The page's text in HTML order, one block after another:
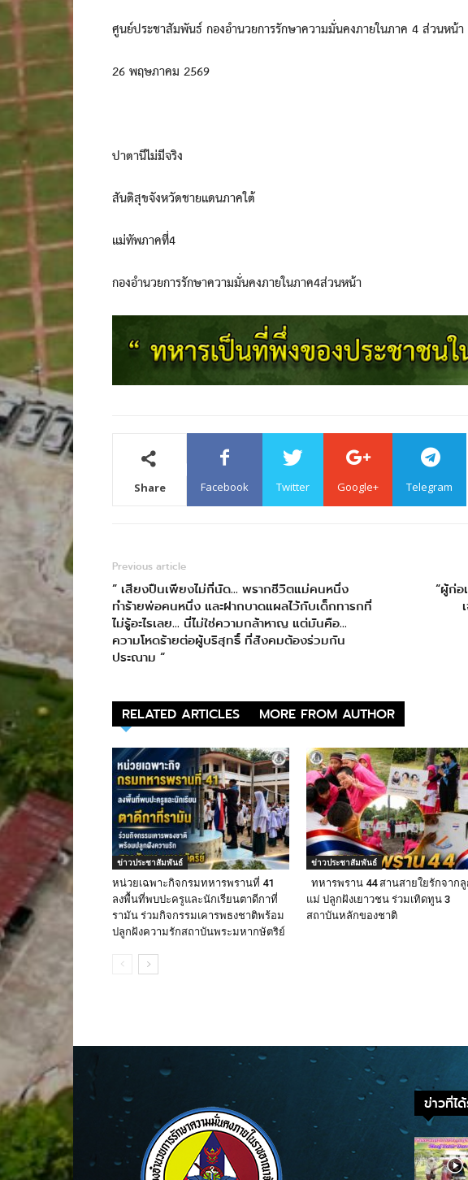
ศูนย์ประชาสัมพันธ์ กองอำนวยการรักษาความมั่นคงภายในภาค 4 ส่วนหน้า
26 พฤษภาคม 2569
ปาตานีไม่มีจริง
สันติสุขจังหวัดชายแดนภาคใต้
แม่ทัพภาคที่4
กองอำนวยการรักษาความมั่นคงภายในภาค4ส่วนหน้า
Share Facebook Twitter Google+ Telegram
Previous article
” เสียงปืนเพียงไม่กี่นัด… พรากชีวิตแม่คนหนึ่ง
ทำร้ายพ่อคนหนึ่ง และฝากบาดแผลไว้กับเด็กทารกที่
ไม่รู้อะไรเลย… นี่ไม่ใช่ความกล้าหาญ แต่มันคือ…
ความโหดร้ายต่อผู้บริสุทธิ์ ที่สังคมต้องร่วมกัน
ประณาม “
“ผู้ก่อ
RELATED ARTICLES MORE FROM AUTHOR
ข่าวประชาสัมพันธ์
หน่วยเฉพาะกิจกรมทหารพรานที่ 41
ลงพื้นที่พบปะครูและนักเรียนตาดีกาที่
รามัน ร่วมกิจกรรมเคารพธงชาติพร้อม
ปลูกฝังความรักสถาบันพระมหากษัตริย์
ข่าวประชาสัมพันธ์
ทหารพราน 44 สานสายใยรักจาก
แม่ ปลูกฝังเยาวชน ร่วมเทิดทูน 3
สถาบันหลักของชาติ
ข่าวที่ไ